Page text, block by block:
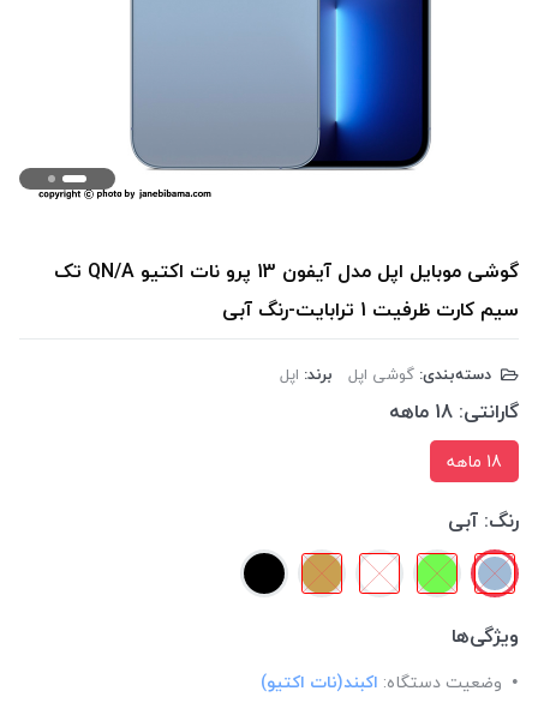
گوشی موبایل اپل مدل آیفون 13 پرو نات اکتیو QN/A تک
سیم کارت ظرفیت 1 ترابایت-رنگ آبی
دسته‌بندی: گوشی اپل برند: اپل
گارانتی: 18 ماهه
18 ماهه
رنگ: آبی
ویژگی‌ها
وضعیت دستگاه: اکبند(نات اکتیو)